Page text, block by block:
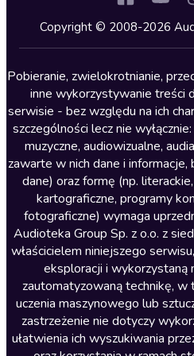
Kryminały
Lektury szkolne
Literatura anglojęzyczna
Literatura faktu
Literatura obyczajowa
Literatura piękna obca
Literatura piękna polska
Nagrania relaksacyjne
Nauka języków
Nauki humanistyczne
Podcasty i audycje
Polityka
Prasa
Copyright © 2008-2026
Pobieranie, zwielokrotnianie,
inne wykorzystywanie treści
serwisie - bez względu na ich
szczególności lecz nie
muzyczne, audiowizualne,
zawarte w nich dane i informacje,
dane) oraz formę (np.
kartograficzne, programy
fotograficzne) wymaga
Audioteka Group Sp. z o.o. z
właścicielem niniejszego
eksploracji i wykorzystaną
zautomatyzowaną technikę, w
uczenia maszynowego lub
zastrzeżenie nie dotyczy
ułatwienia ich wyszukiwania